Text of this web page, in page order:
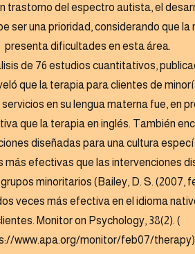
trastorno del espectro autista, el
ser una prioridad, considerando que la
presenta dificultades en esta área.
de 76 estudios cuantitativos,
que la terapia para clientes de
en su lengua materna fue, en
que la terapia en inglés. También
diseñadas para una cultura
más efectivas que las intervenciones
minoritarios (Bailey, D. S. (2007,
veces más efectiva en el idioma
Monitor on Psychology, 38(2). (
www.apa.org/monitor/feb07/